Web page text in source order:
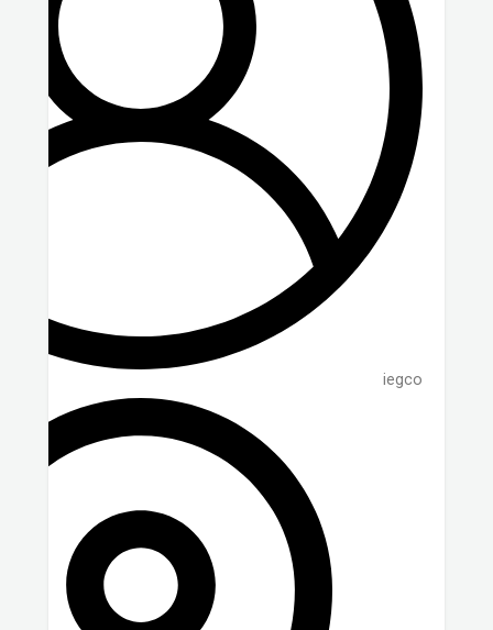
iegco